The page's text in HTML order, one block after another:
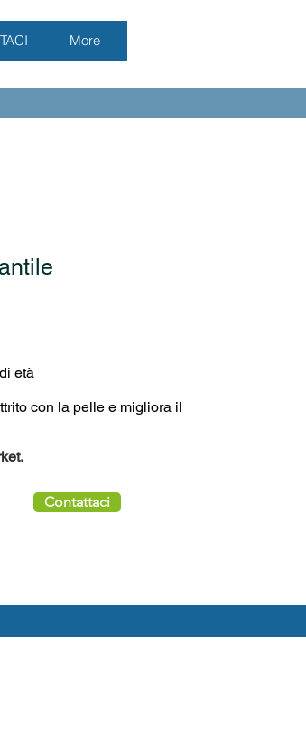
More
età
con la pelle e migliora il
Contattaci